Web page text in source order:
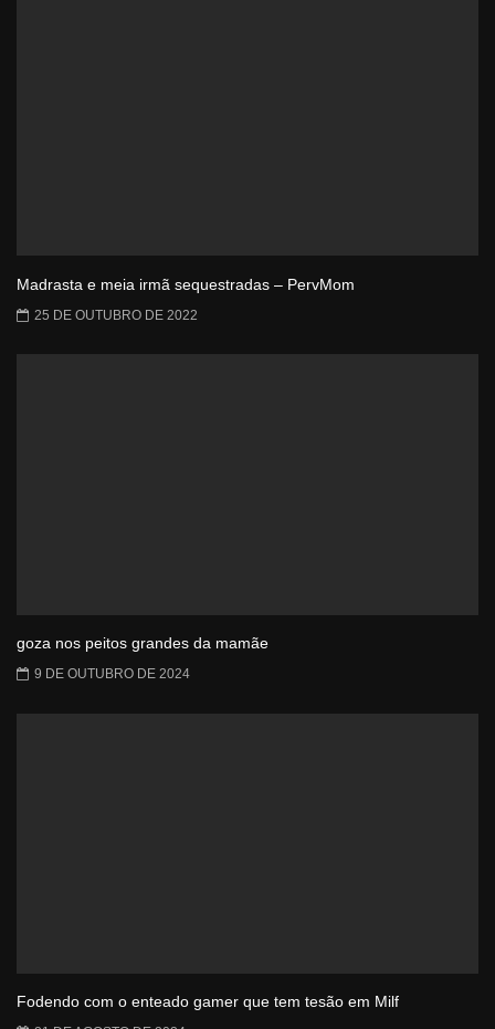
Madrasta e meia irmã sequestradas – PervMom
25 DE OUTUBRO DE 2022
goza nos peitos grandes da mamãe
9 DE OUTUBRO DE 2024
Fodendo com o enteado gamer que tem tesão em Milf